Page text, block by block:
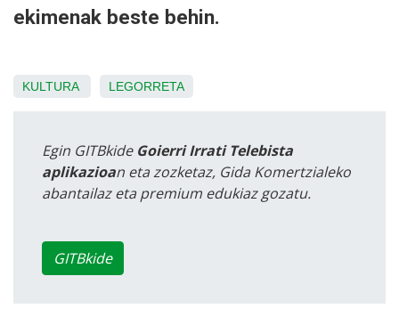
ekimenak beste behin.
KULTURA LEGORRETA
Egin GITBkide Goierri Irrati Telebista
aplikazioan eta zozketaz, Gida Komertzialeko
abantailaz eta premium edukiaz gozatu.
GITBkide